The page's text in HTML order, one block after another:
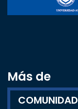
Más de
COMUNIDAD